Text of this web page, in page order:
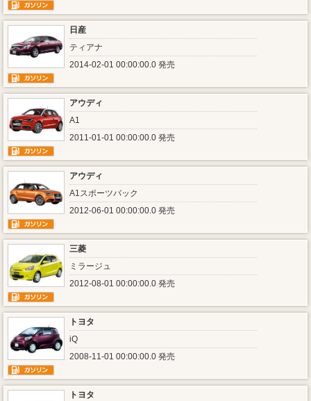
日産
ティアナ
2014-02-01 00:00:00.0 発売
アウディ
A1
2011-01-01 00:00:00.0 発売
アウディ
A1スポーツバック
2012-06-01 00:00:00.0 発売
三菱
ミラージュ
2012-08-01 00:00:00.0 発売
トヨタ
iQ
2008-11-01 00:00:00.0 発売
トヨタ